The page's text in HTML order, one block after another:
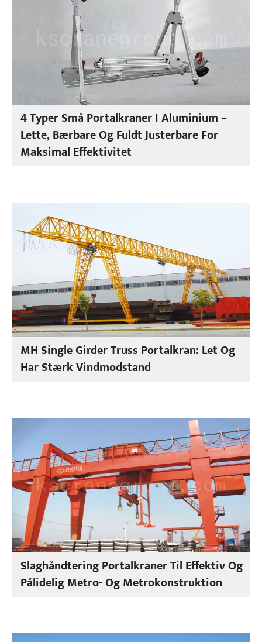
4 Typer Små Portalkraner I Aluminium –
Lette, Bærbare Og Fuldt Justerbare For
Maksimal Effektivitet
MH Single Girder Truss Portalkran: Let Og
Har Stærk Vindmodstand
Slaghåndtering Portalkraner Til Effektiv Og
Pålidelig Metro- Og Metrokonstruktion